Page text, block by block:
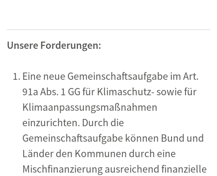
Unsere Forderungen:
Eine neue Gemeinschaftsaufgabe im Art.
91a Abs. 1 GG für Klimaschutz- sowie für
Klimaanpassungsmaßnahmen
einzurichten. Durch die
Gemeinschaftsaufgabe können Bund und
Länder den Kommunen durch eine
Mischfinanzierung ausreichend finanzielle